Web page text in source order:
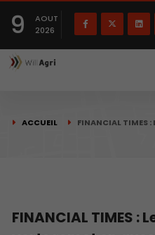
9
AOUT
2026
ACCUEIL FINANCIAL TIMES :
FINANCIAL TIMES :
Français